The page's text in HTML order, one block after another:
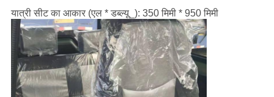
यात्री सीट का आकार (एल * डब्ल्यू_): 350 मिमी * 950 मिमी